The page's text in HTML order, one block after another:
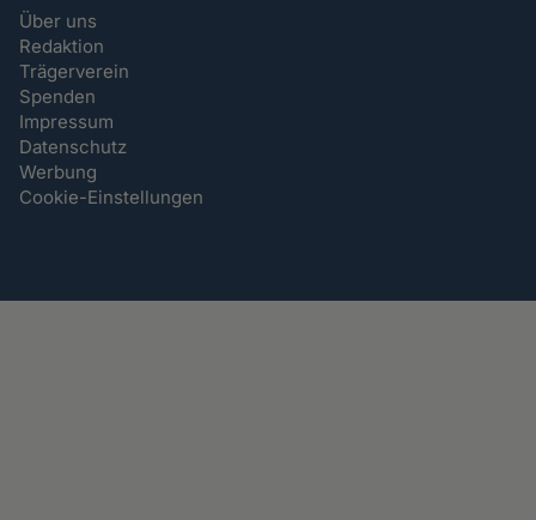
Über uns
Redaktion
Trägerverein
Spenden
Impressum
Datenschutz
Werbung
Cookie-Einstellungen